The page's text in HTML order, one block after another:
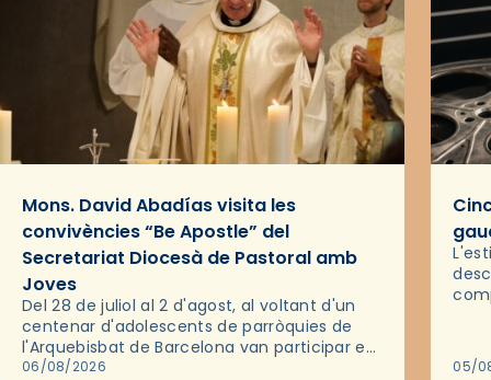
Mons. David Abadías visita les
convivències “Be Apostle” del
Secretariat Diocesà de Pastoral amb
Joves
Del 28 de juliol al 2 d'agost, al voltant d'un
centenar d'adolescents de parròquies de
l'Arquebisbat de Barcelona van participar en
les convivències Be Apostle, organitzades
06/08/2026 05/